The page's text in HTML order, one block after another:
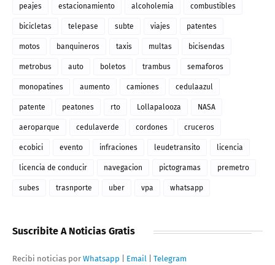
peajes estacionamiento alcoholemia combustibles
bicicletas telepase subte viajes patentes
motos banquineros taxis multas bicisendas
metrobus auto boletos trambus semaforos
monopatines aumento camiones cedulaazul
patente peatones rto Lollapalooza NASA
aeroparque cedulaverde cordones cruceros
ecobici evento infraciones leudetransito licencia
licencia de conducir navegacion pictogramas premetro
subes trasnporte uber vpa whatsapp
Suscribite A Noticias Gratis
Recibi noticias por Whatsapp Email Telegram